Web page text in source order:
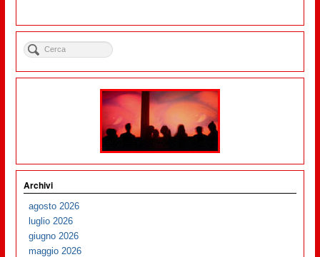
Archivi
agosto 2026
luglio 2026
giugno 2026
maggio 2026